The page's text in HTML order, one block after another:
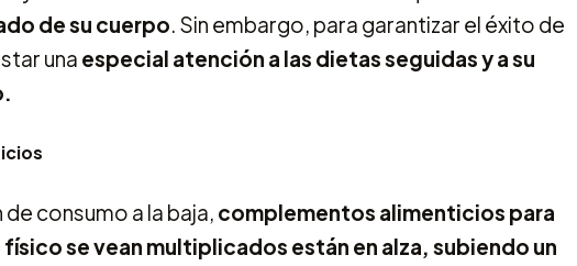
de su cuerpo. Sin embargo, para garantizar el éxito de
una especial atención a las dietas seguidas y a su
consumo a la baja, complementos alimenticios para
se vean multiplicados están en alza, subiendo un